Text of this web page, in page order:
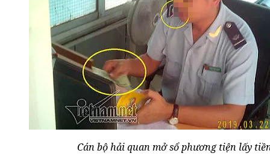
Cán bộ hải quan mở sổ phương tiện lấy